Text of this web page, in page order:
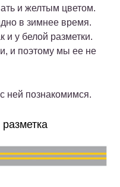
и желтым цветом.
в зимнее время.
и у белой разметки.
и поэтому мы ее не
ней познакомимся.